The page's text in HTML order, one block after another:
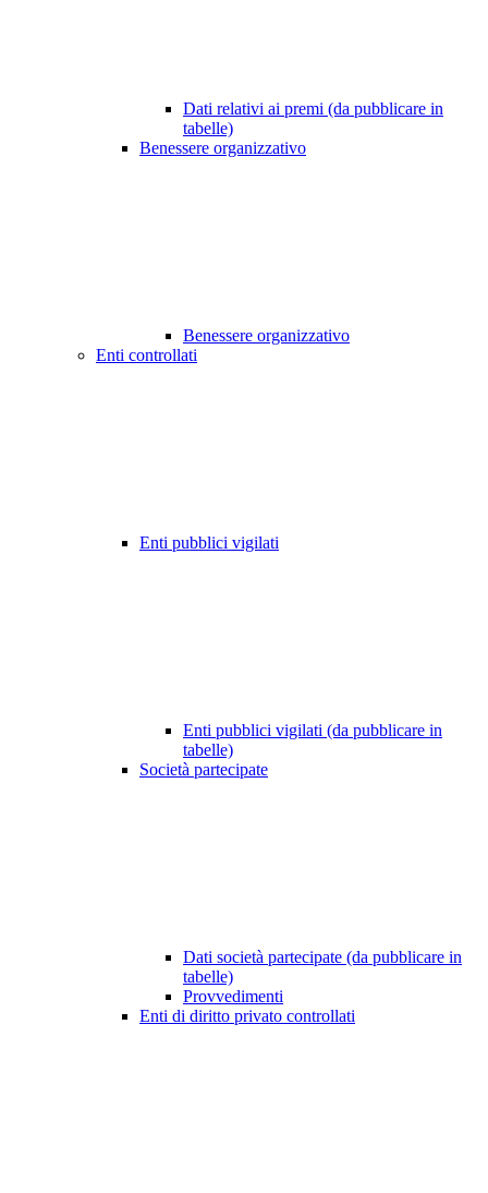
Dati relativi ai premi (da pubblicare in
tabelle)
Benessere organizzativo
Benessere organizzativo
Enti controllati
Enti pubblici vigilati
Enti pubblici vigilati (da pubblicare in
tabelle)
Società partecipate
Dati società partecipate (da pubblicare in
tabelle)
Provvedimenti
Enti di diritto privato controllati